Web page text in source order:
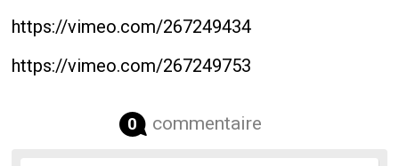
https://vimeo.com/267249434
https://vimeo.com/267249753
0 commentaire